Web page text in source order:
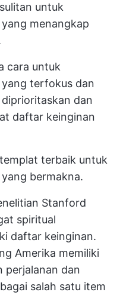
untuk
menangkap
cara untuk
terfokus dan
dan
daftar keinginan
terbaik untuk
bermakna.
Stanford
spiritual
daftar keinginan.
Amerika memiliki
perjalanan dan
salah satu item